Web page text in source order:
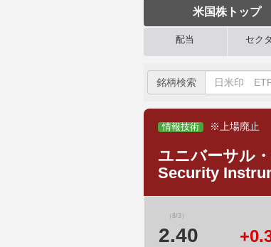
米国株 トップ
配当 セク
銘柄検索
情報技術 ※上場廃止
ユニバーサル
Security
（8/3）
2.40